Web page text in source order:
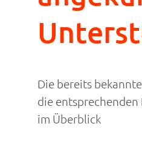
Die bereits
die
im Überblick